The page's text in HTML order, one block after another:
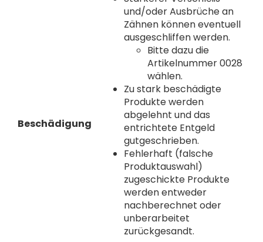
Beschädigung
und/oder Ausbrüche an
Zähnen können eventuell
ausgeschliffen werden.
Bitte dazu die
Artikelnummer 0028
wählen.
Zu stark beschädigte
Produkte werden
abgelehnt und das
entrichtete Entgeld
gutgeschrieben.
Fehlerhaft (falsche
Produktauswahl)
zugeschickte Produkte
werden entweder
nachberechnet oder
unberarbeitet
zurückgesandt.